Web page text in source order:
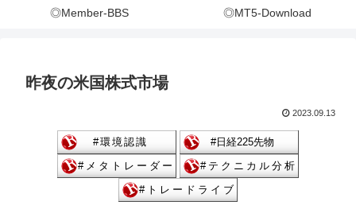
◎Member-BBS ◎MT5-Download
昨夜の米国株式市場
2023.09.13